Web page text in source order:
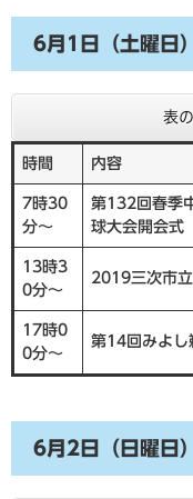
6月1日（土曜日）
表
時間 内容
7時30
分～
第132回春季
球大会開会式
13時3
0分～
2019三次市
17時0
0分～
第14回みよし
6月2日（日曜日）